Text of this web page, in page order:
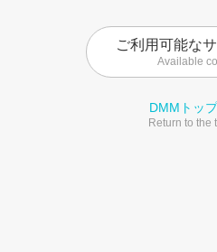
ご利用可能な
Available
DMMトッ
Return to the